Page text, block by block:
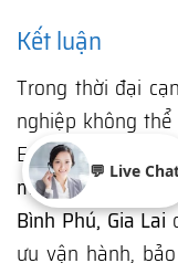
Kết luận
Trong thời đại
nghiệp không
Excel hay các
mềm quản trị hệ
Bình Phú, Gia Lai
ưu vận hành,
💬 Live